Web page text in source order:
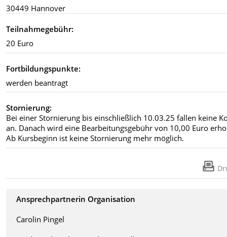
30449 Hannover
Teilnahmegebühr:
20 Euro
Fortbildungspunkte:
werden beantragt
Stornierung:
Bei einer Stornierung bis einschließlich 10.03.25 fallen keine
an. Danach wird eine Bearbeitungsgebühr von 10,00 Euro
Ab Kursbeginn ist keine Stornierung mehr möglich.
Ansprechpartnerin Organisation
Carolin Pingel